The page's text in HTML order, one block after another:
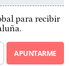
para recibir
APUNTARME